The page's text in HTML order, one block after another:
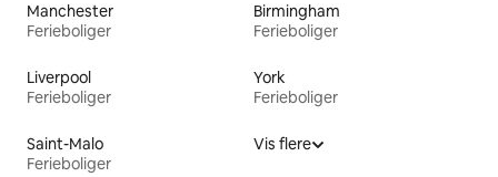
Manchester
Ferieboliger
Birmingham
Ferieboliger
Liverpool
Ferieboliger
York
Ferieboliger
Saint-Malo
Ferieboliger
Vis flere